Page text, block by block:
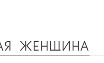
женщина